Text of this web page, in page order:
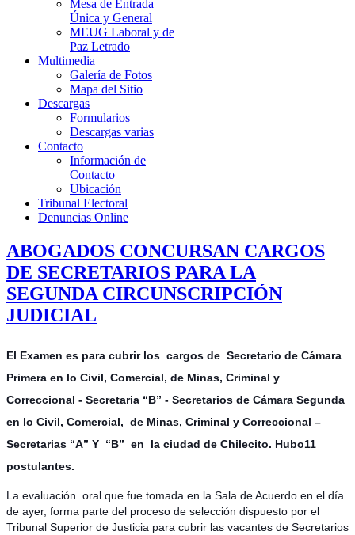
Mesa de Entrada
Única y General
MEUG Laboral y de
Paz Letrado
Multimedia
Galería de Fotos
Mapa del Sitio
Descargas
Formularios
Descargas varias
Contacto
Información de
Contacto
Ubicación
Tribunal Electoral
Denuncias Online
ABOGADOS CONCURSAN CARGOS
DE SECRETARIOS PARA LA
SEGUNDA CIRCUNSCRIPCIÓN
JUDICIAL
El Examen es para cubrir los cargos de Secretario de Cámara
Primera en lo Civil, Comercial, de Minas, Criminal y
Correccional - Secretaria “B” - Secretarios de Cámara Segunda
en lo Civil, Comercial, de Minas, Criminal y Correccional –
Secretarias “A” Y “B” en la ciudad de Chilecito. Hubo11
postulantes.
La evaluación oral que fue tomada en la Sala de Acuerdo en el día
de ayer, forma parte del proceso de selección dispuesto por el
Tribunal Superior de Justicia para cubrir las vacantes de Secretarios